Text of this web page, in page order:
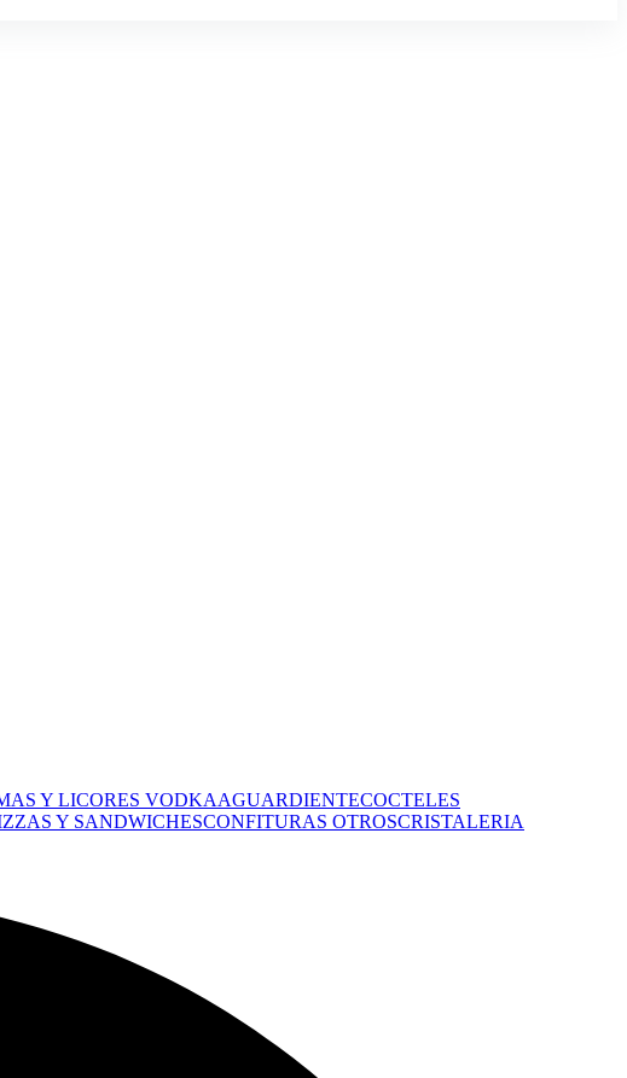
Y LICORES VODKAAGUARDIENTECOCTELES
Y SANDWICHESCONFITURAS OTROSCRISTALERIA